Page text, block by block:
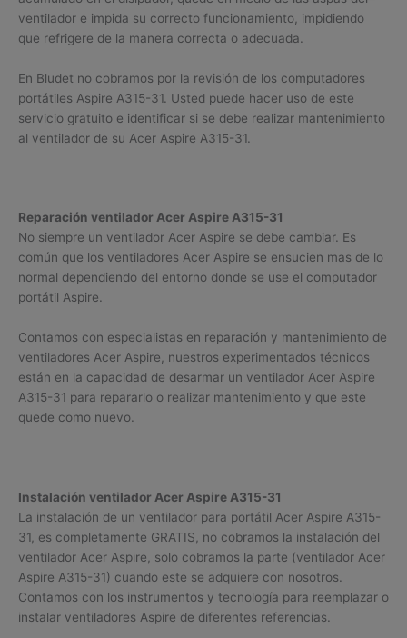
ventilador e impida su correcto funcionamiento, impidiendo
que refrigere de la manera correcta o adecuada.
En Bludet no cobramos por la revisión de los computadores
portátiles Aspire A315-31. Usted puede hacer uso de este
servicio gratuito e identificar si se debe realizar mantenimiento
al ventilador de su Acer Aspire A315-31.
Reparación ventilador Acer Aspire A315-31
No siempre un ventilador Acer Aspire se debe cambiar. Es
común que los ventiladores Acer Aspire se ensucien mas de lo
normal dependiendo del entorno donde se use el computador
portátil Aspire.
Contamos con especialistas en reparación y mantenimiento de
ventiladores Acer Aspire, nuestros experimentados técnicos
están en la capacidad de desarmar un ventilador Acer Aspire
A315-31 para repararlo o realizar mantenimiento y que este
quede como nuevo.
Instalación ventilador Acer Aspire A315-31
La instalación de un ventilador para portátil Acer Aspire A315-
31, es completamente GRATIS, no cobramos la instalación del
ventilador Acer Aspire, solo cobramos la parte (ventilador Acer
Aspire A315-31) cuando este se adquiere con nosotros.
Contamos con los instrumentos y tecnología para reemplazar o
instalar ventiladores Aspire de diferentes referencias.